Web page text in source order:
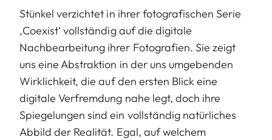
Stünkel verzichtet in ihrer fotografischen Serie
‚Coexist‘ vollständig auf die digitale
Nachbearbeitung ihrer Fotografien. Sie zeigt
uns eine Abstraktion in der uns umgebenden
Wirklichkeit, die auf den ersten Blick eine
digitale Verfremdung nahe legt, doch ihre
Spiegelungen sind ein vollständig natürliches
Abbild der Realität. Egal, auf welchem ​​